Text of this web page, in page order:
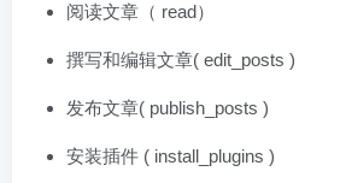
阅读文章（ read）
撰写和编辑文章( edit_posts )
发布文章( publish_posts )
安装插件 ( install_plugins )